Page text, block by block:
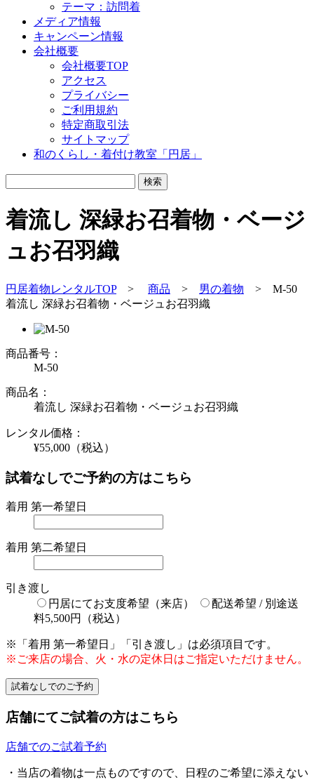
テーマ：訪問着
メディア情報
キャンペーン情報
会社概要
会社概要TOP
アクセス
プライバシー
ご利用規約
特定商取引法
サイトマップ
和のくらし・着付け教室「円居」
着流し 深緑お召着物・ベージ
ュお召羽織
円居着物レンタルTOP> 商品 > 男の着物 > M-50
着流し 深緑お召着物・ベージュお召羽織
商品番号：
M-50
商品名：
着流し 深緑お召着物・ベージュお召羽織
レンタル価格：
¥55,000 （税込）
試着なしでご予約の方はこちら
着用 第一希望日
着用 第二希望日
引き渡し
円居にてお支度希望（来店）
配送希望 / 別途送
料5,500円（税込）
※「着用 第一希望日」「引き渡し」は必須項目です。
※ご来店の場合、火・水の定休日はご指定いただけません。
店舗にてご試着の方はこちら
店舗でのご試着予約
・当店の着物は一点ものですので、日程のご希望に添えない